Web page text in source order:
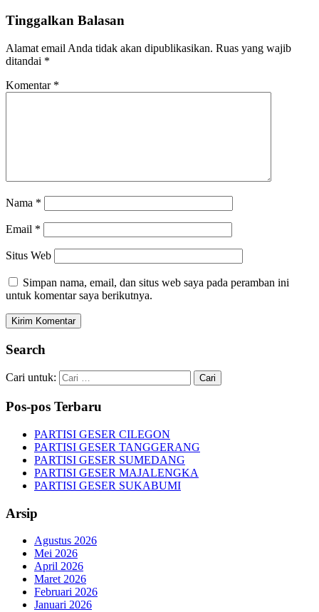
Tinggalkan Balasan
Alamat email Anda tidak akan dipublikasikan. Ruas yang wajib
ditandai *
Komentar *
Nama *
Email *
Situs Web
Simpan nama, email, dan situs web saya pada peramban ini
untuk komentar saya berikutnya.
Search
Cari untuk:
Pos-pos Terbaru
PARTISI GESER CILEGON
PARTISI GESER TANGGERANG
PARTISI GESER SUMEDANG
PARTISI GESER MAJALENGKA
PARTISI GESER SUKABUMI
Arsip
Agustus 2026
Mei 2026
April 2026
Maret 2026
Februari 2026
Januari 2026